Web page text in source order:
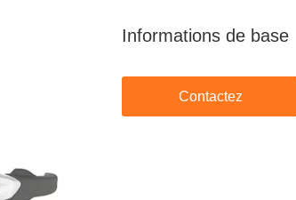
Informations de base
Contactez